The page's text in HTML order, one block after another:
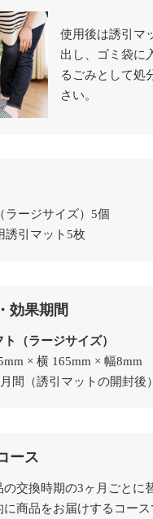
使用後は誘引マ
出し、ゴミ袋に
るごみとして処
さい。
ラージサイズ）5個
誘引マット5枚
効果期間
（ラージサイズ）
× 横 165mm × 幅8mm
間（誘引マットの開封後）
ース
の交換時期の3ヶ月ごとに
商品をお届けするコース